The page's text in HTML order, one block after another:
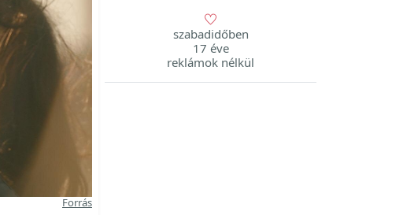
Forrás
szabadidőben
17 éve
reklámok nélkül